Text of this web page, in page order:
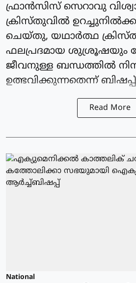
ഫ്രാൻസിസ് സെറാവു
ക്രിസ്തുവിൽ
ചെയ്തു, യഥാർത്ഥ
ഫലപ്രദമായ ശുശ്രൂഷയും
ജീവനുള്ള ബന്ധത്തിൽ
ഉത്ഭവിക്കുന്നതെന്ന് ബിഷപ്പ്
Read More
National